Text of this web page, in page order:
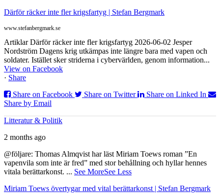
Därför räcker inte fler krigsfartyg | Stefan Bergmark
www.stefanbergmark.se
Artiklar Därför räcker inte fler krigsfartyg 2026-06-02 Jesper
Nordström Dagens krig utkämpas inte längre bara med vapen och
soldater. Istället sker striderna i cybervärlden, genom information...
View on Facebook
· Share
Share on Facebook
Share on Twitter
Share on Linked In
Share by Email
Litteratur & Politik
2 months ago
@följare: Thomas Almqvist har läst Miriam Toews roman ”En
vapenvila som inte är fred” med stor behållning och hyllar hennes
vitala berättarkonst. ... See MoreSee Less
Miriam Toews övertygar med vital berättarkonst | Stefan Bergmark